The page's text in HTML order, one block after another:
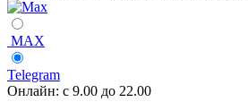
MAX
Telegram
Онлайн: с 9.00 до 22.00